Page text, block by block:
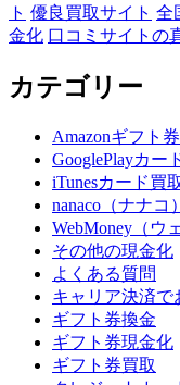
ト 優良買取サイト 全
金化 口コミサイトの
カテゴリー
Amazonギフト
GooglePlayカー
iTunesカード買
nanaco（ナナコ
WebMoney（ウ
その他の現金化
よくある質問
キャリア決済で
ギフト券換金
ギフト券現金化
ギフト券買取